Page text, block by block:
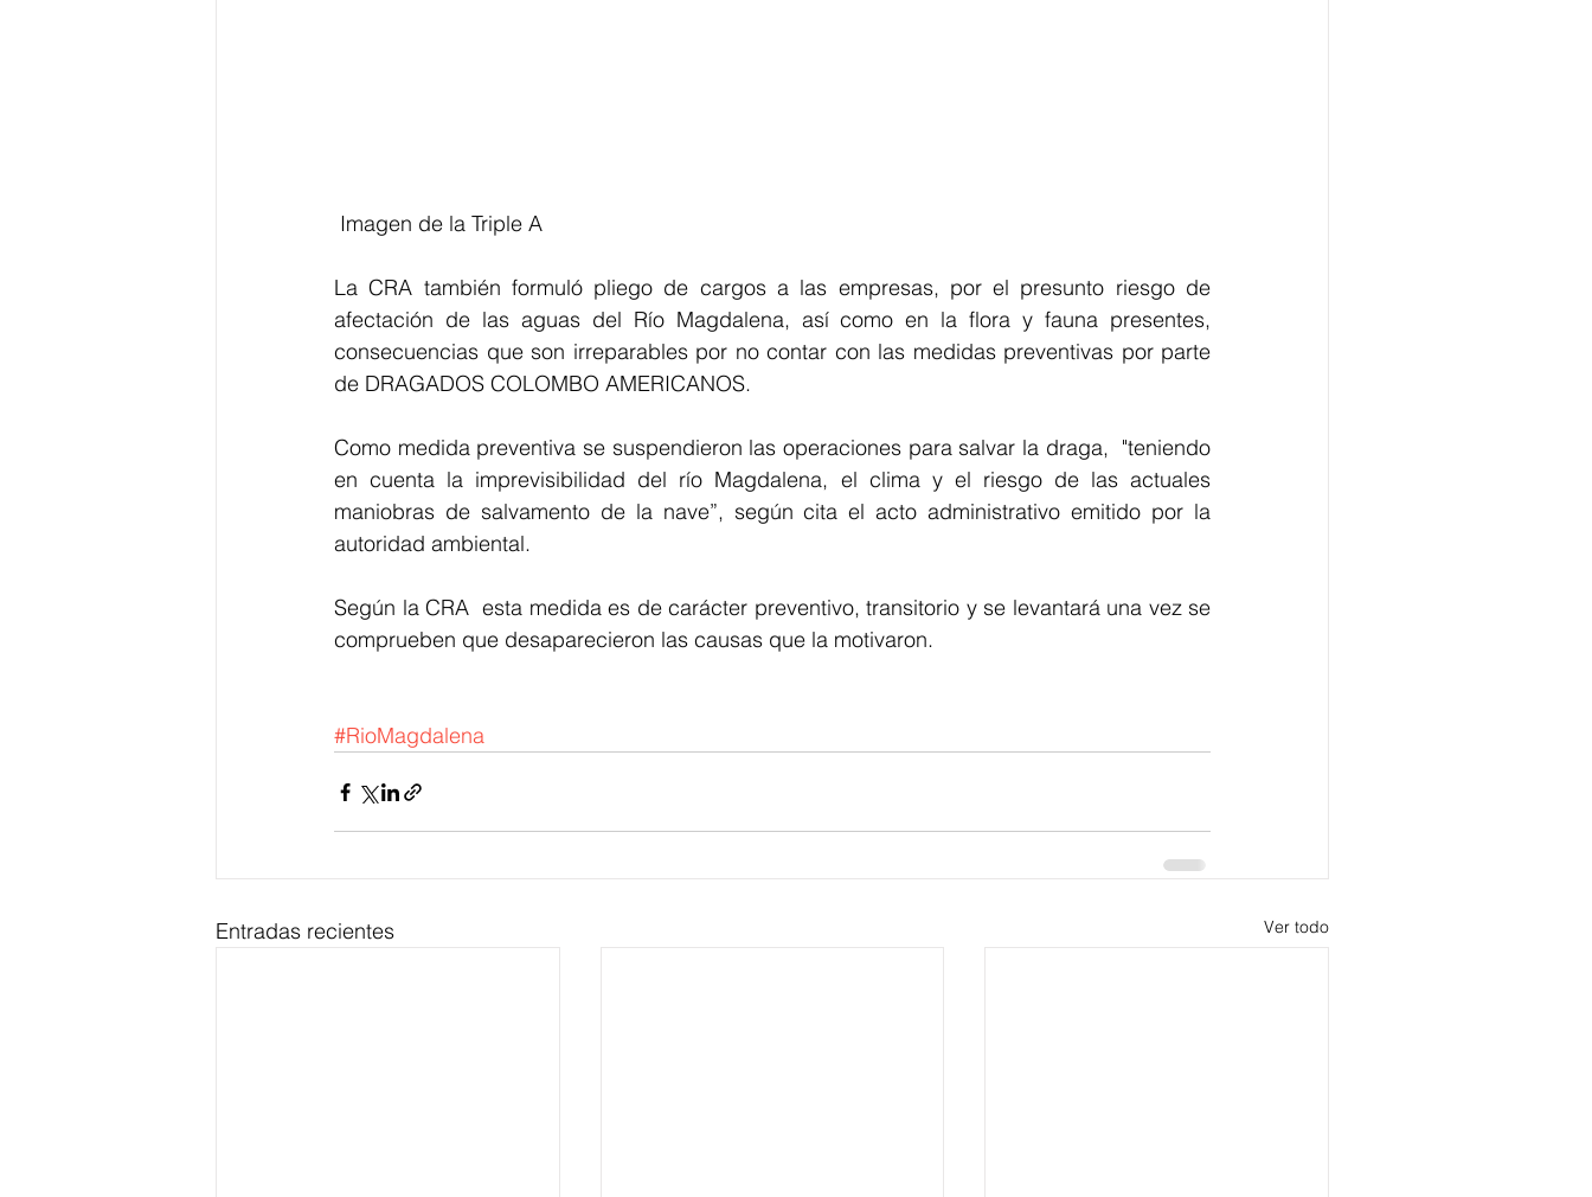
Imagen de la Triple A
La CRA también formuló pliego de cargos a las empresas, por el presunto riesgo de
afectación de las aguas del Río Magdalena, así como en la flora y fauna presentes,
consecuencias que son irreparables por no contar con las medidas preventivas por parte
de DRAGADOS COLOMBO AMERICANOS.
Como medida preventiva se suspendieron las operaciones para salvar la draga,  "teniendo
en cuenta la imprevisibilidad del río Magdalena, el clima y el riesgo de las actuales
maniobras de salvamento de la nave”, según cita el acto administrativo emitido por la
autoridad ambiental.
Según la CRA  esta medida es de carácter preventivo, transitorio y se levantará una vez se
comprueben que desaparecieron las causas que la motivaron.
#RioMagdalena
Entradas recientes Ver todo